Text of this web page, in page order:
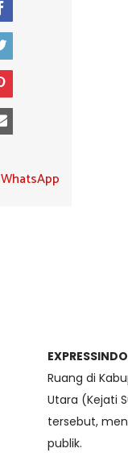
WhatsApp
Ruang di
Utara (Kejati
tersebut,
publik.